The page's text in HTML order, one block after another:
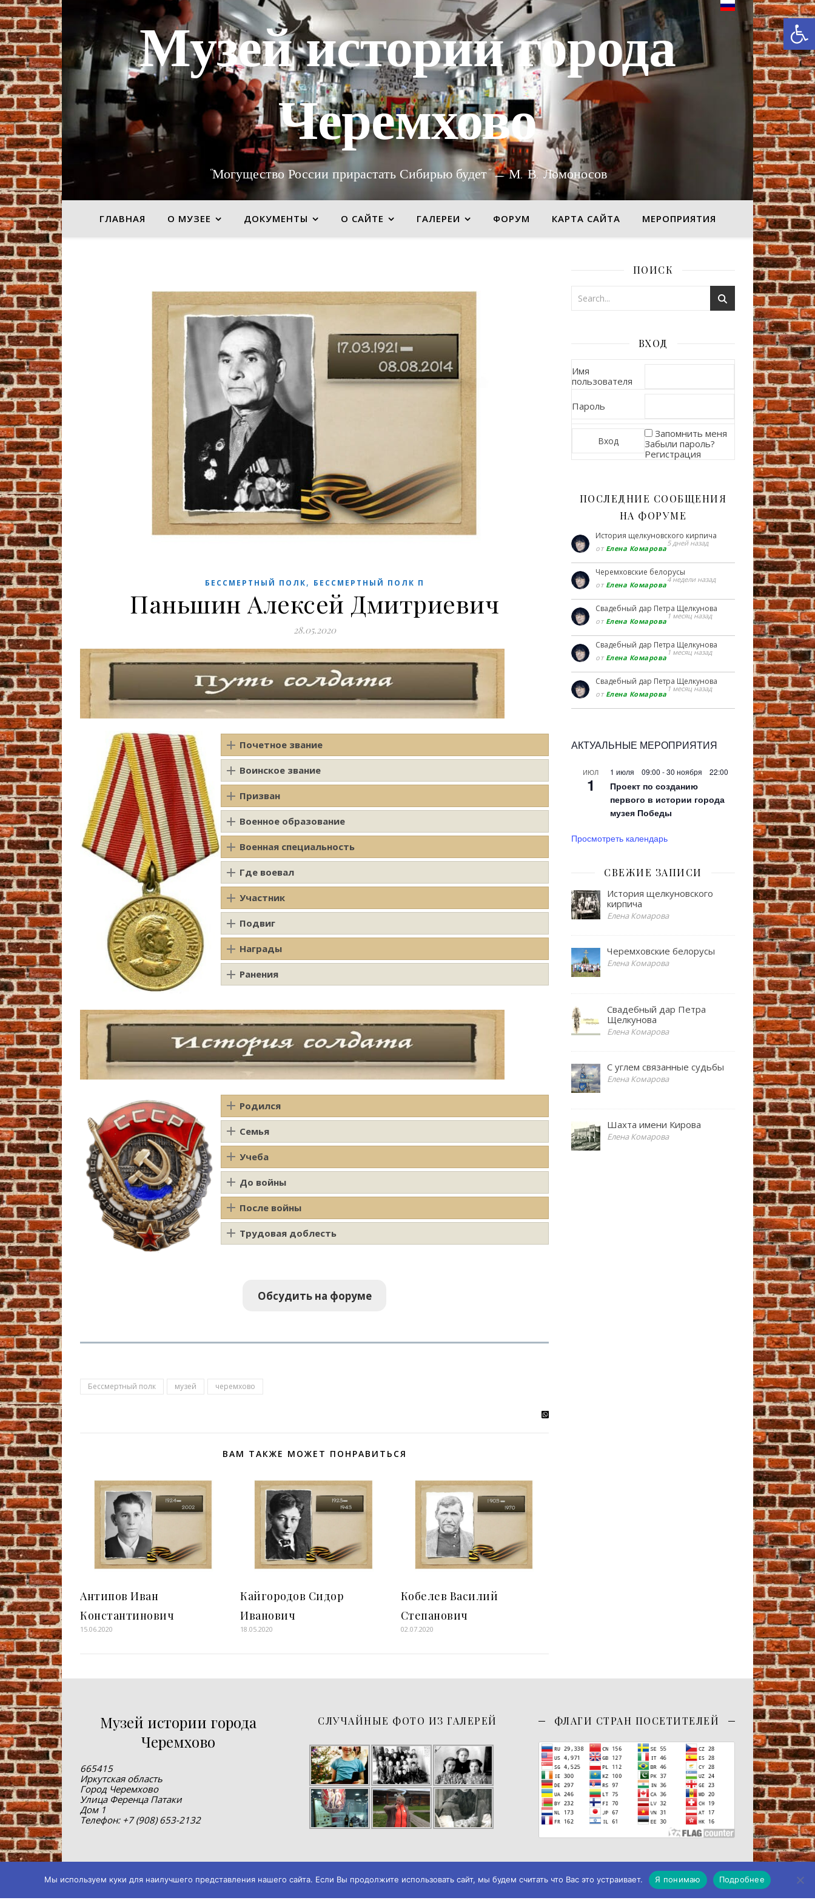
Музей истории города
Черемхово
"Могущество России прирастать Сибирью будет" — М. В. Ломоносов
ГЛАВНАЯ О МУЗЕЕ ДОКУМЕНТЫ О САЙТЕ ГАЛЕРЕИ ФОРУМ КАРТА САЙТА МЕРОПРИЯТИЯ
БЕССМЕРТНЫЙ ПОЛК, БЕССМЕРТНЫЙ ПОЛК П
Паньшин Алексей Дмитриевич
28.05.2020
Почетное звание
Воинское звание
Призван
Военное образование
Военная специальность
Где воевал
Участник
Подвиг
Награды
Ранения
Родился
Семья
Учеба
До войны
После войны
Трудовая доблесть
Обсудить на форуме
Бессмертный полк музей черемхово
ВАМ ТАКЖЕ МОЖЕТ ПОНРАВИТЬСЯ
Антипов Иван
Константинович
15.06.2020
Кайгородов Сидор
Иванович
18.05.2020
Кобелев Василий
Степанович
02.07.2020
ПОИСК
ВХОД
Имя
пользователя
Пароль
Запомнить меня
Забыли пароль?
Регистрация
ПОСЛЕДНИЕ СООБЩЕНИЯ
НА ФОРУМЕ
История щелкуновского кирпича
от Елена Комарова
5 дней назад
Черемховские белорусы
от Елена Комарова
4 недели назад
Свадебный дар Петра Щелкунова
от Елена Комарова
1 месяц назад
Свадебный дар Петра Щелкунова
от Елена Комарова
1 месяц назад
Свадебный дар Петра Щелкунова
от Елена Комарова
1 месяц назад
АКТУАЛЬНЫЕ МЕРОПРИЯТИЯ
ИЮЛ
1
1 июля 09:00 -30 ноября 22:00
Проект по созданию
первого в истории города
музея Победы
Просмотреть календарь
СВЕЖИЕ ЗАПИСИ
История щелкуновского
кирпича
Елена Комарова
Черемховские белорусы
Елена Комарова
Свадебный дар Петра
Щелкунова
Елена Комарова
С углем связанные судьбы
Елена Комарова
Шахта имени Кирова
Елена Комарова
Музей истории города
Черемхово
665415
Иркутская область
Город Черемхово
Улица Ференца Патаки
Дом 1
Телефон: +7 (908) 653-2132
СЛУЧАЙНЫЕ ФОТО ИЗ ГАЛЕРЕЙ ФЛАГИ СТРАН ПОСЕТИТЕЛЕЙ
© 2019-2026Музей истории города Черемхово◄► ✪Дизайн и разработка → А-Я Studio
Мы используем куки для наилучшего представления нашего сайта. Если Вы продолжите использовать сайт, мы будем считать что Вас это устраивает. Я понимаю Подробнее